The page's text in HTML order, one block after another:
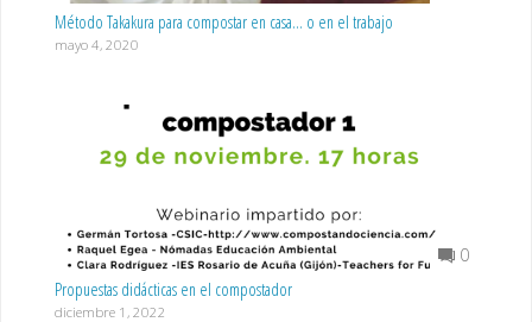
Método Takakura para compostar en casa… o en el trabajo
mayo 4, 2020
0
Propuestas didácticas en el compostador
diciembre 1, 2022